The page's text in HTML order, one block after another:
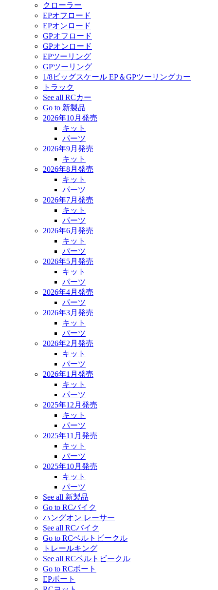
クローラー
EPオフロード
EPオンロード
GPオフロード
GPオンロード
EPツーリング
GPツーリング
1/8ビッグスケール EP＆GPツーリングカー
トラック
See all RCカー
Go to 新製品
2026年10月発売
キット
パーツ
2026年9月発売
キット
2026年8月発売
キット
パーツ
2026年7月発売
キット
パーツ
2026年6月発売
キット
パーツ
2026年5月発売
キット
パーツ
2026年4月発売
パーツ
2026年3月発売
キット
パーツ
2026年2月発売
キット
パーツ
2026年1月発売
キット
パーツ
2025年12月発売
キット
パーツ
2025年11月発売
キット
パーツ
2025年10月発売
キット
パーツ
See all 新製品
Go to RCバイク
ハングオン レーサー
See all RCバイク
Go to RCベルトビークル
トレールキング
See all RCベルトビークル
Go to RCボート
EPボート